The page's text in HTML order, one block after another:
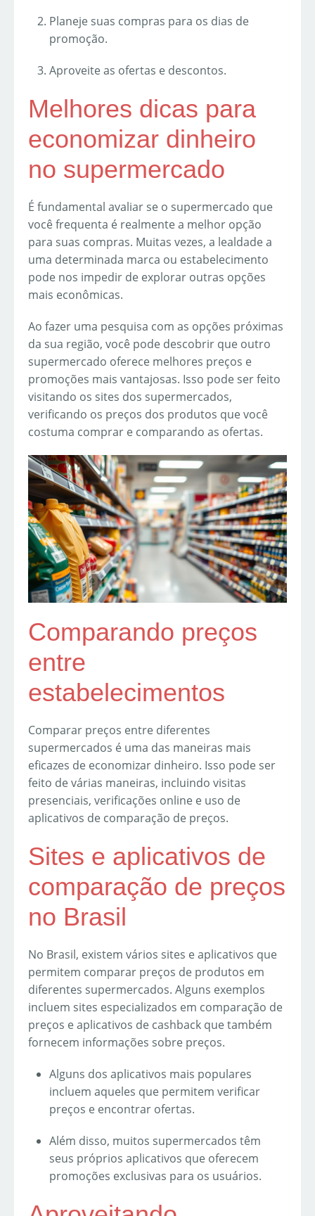
Planeje suas compras para os dias de
promoção.
Aproveite as ofertas e descontos.
Melhores dicas para
economizar dinheiro
no supermercado
É fundamental avaliar se o supermercado que
você frequenta é realmente a melhor opção
para suas compras. Muitas vezes, a lealdade a
uma determinada marca ou estabelecimento
pode nos impedir de explorar outras opções
mais econômicas.
Ao fazer uma pesquisa com as opções próximas
da sua região, você pode descobrir que outro
supermercado oferece melhores preços e
promoções mais vantajosas. Isso pode ser feito
visitando os sites dos supermercados,
verificando os preços dos produtos que você
costuma comprar e comparando as ofertas.
Comparando preços
entre
estabelecimentos
Comparar preços entre diferentes
supermercados é uma das maneiras mais
eficazes de economizar dinheiro. Isso pode ser
feito de várias maneiras, incluindo visitas
presenciais, verificações online e uso de
aplicativos de comparação de preços.
Sites e aplicativos de
comparação de preços
no Brasil
No Brasil, existem vários sites e aplicativos que
permitem comparar preços de produtos em
diferentes supermercados. Alguns exemplos
incluem sites especializados em comparação de
preços e aplicativos de cashback que também
fornecem informações sobre preços.
Alguns dos aplicativos mais populares
incluem aqueles que permitem verificar
preços e encontrar ofertas.
Além disso, muitos supermercados têm
seus próprios aplicativos que oferecem
promoções exclusivas para os usuários.